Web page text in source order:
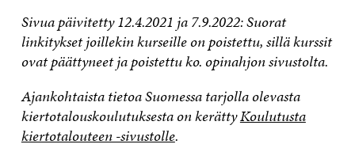
Sivua päivitetty 12.4.2021 ja 7.9.2022: Suorat
linkitykset joillekin kurseille on poistettu, sillä kurssit
ovat päättyneet ja poistettu ko. opinahjon sivustolta.
Ajankohtaista tietoa Suomessa tarjolla olevasta
kiertotalouskoulutuksesta on kerättyKoulutusta
kiertotalouteen -sivustolle.